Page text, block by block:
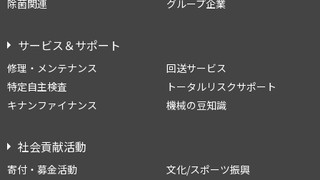
除菌関連
グループ企業
サービス＆サポート
修理・メンテナンス
回送サービス
特定自主検査
トータルリスクサポート
キナンファイナンス
機械の豆知識
社会貢献活動
寄付・募金活動
文化/スポーツ振興